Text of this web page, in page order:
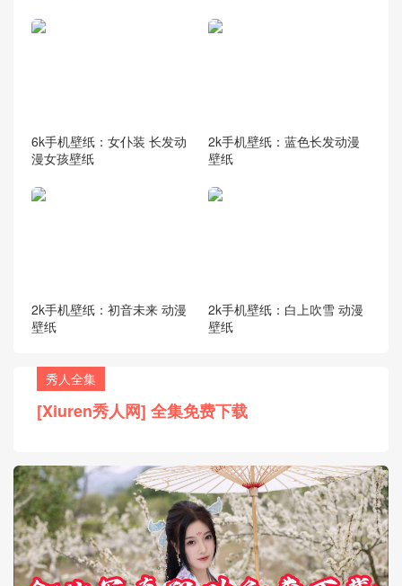
6k手机壁纸：女仆装 长发动
漫女孩壁纸
2k手机壁纸：蓝色长发动漫
壁纸
2k手机壁纸：初音未来 动漫
壁纸
2k手机壁纸：白上吹雪 动漫
壁纸
秀人全集
[Xiuren秀人网] 全集免费下载